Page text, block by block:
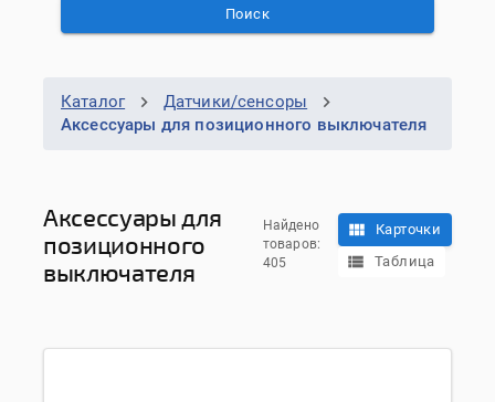
Поиск
Каталог
Датчики/сенсоры
Аксессуары для позиционного выключателя
Аксессуары для
позиционного
выключателя
Найдено
товаров:
405
Карточки
Таблица